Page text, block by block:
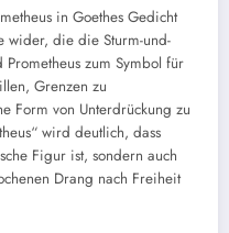
in Goethes Gedicht
wider, die die Sturm-und-
zum Symbol für
Grenzen zu
Form von Unterdrückung zu
wird deutlich, dass
Figur ist, sondern auch
Drang nach Freiheit